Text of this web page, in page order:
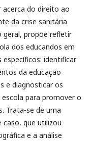
acerca do direito ao
da crise sanitária
geral, propõe refletir
dos educandos em
identificar
da educação
e diagnosticar os
para promover o
Trata-se de uma
que utilizou
e a análise